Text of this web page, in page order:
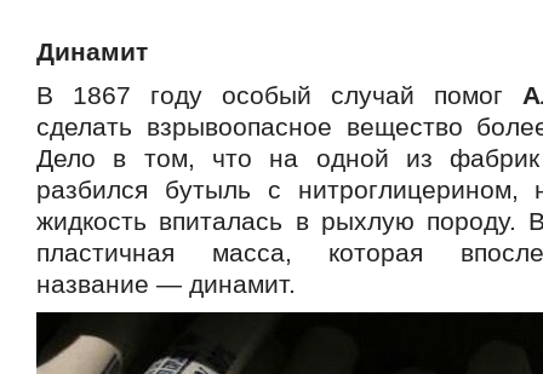
Динамит
В 1867 году особый случай помог
сделать взрывоопасное вещество
Дело в том, что на одной из фабрик
разбился бутыль с нитроглицерином,
жидкость впиталась в рыхлую породу.
пластичная масса, которая
название — динамит.